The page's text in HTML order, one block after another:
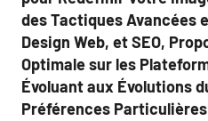
des Tactiques Avancées
Design Web, et SEO,
Optimale sur les
Évoluant aux Évolutions
Préférences